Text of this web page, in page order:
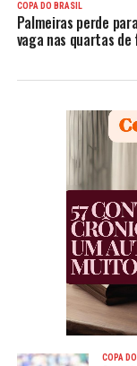
COPA DO BRASIL
Palmeiras perde
vaga nas quartas
COPA